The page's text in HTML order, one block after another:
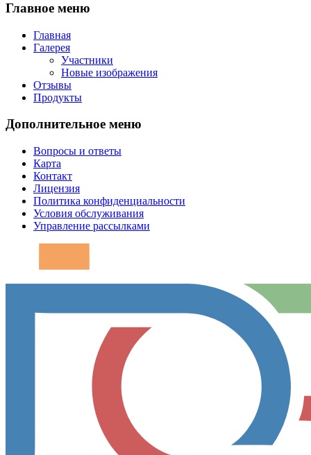
Главное меню
Главная
Галерея
Участники
Новые изображения
Отзывы
Продукты
Дополнительное меню
Вопросы и ответы
Карта
Контакт
Лицензия
Политика конфиденциальности
Условия обслуживания
Управление рассылками